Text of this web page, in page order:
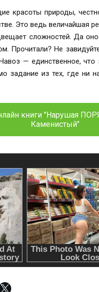
красоты природы,
ведь величайшая
сложностей. Да
— единственное,
книги "Нарушая
Каменистый"